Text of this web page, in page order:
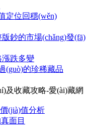
定位回穩(wěn)
鈔的市場(chǎng)發(fā)
漲跌多變
(guò)的珍稀藏品
及收藏攻略-愛(ài)藏網
面目